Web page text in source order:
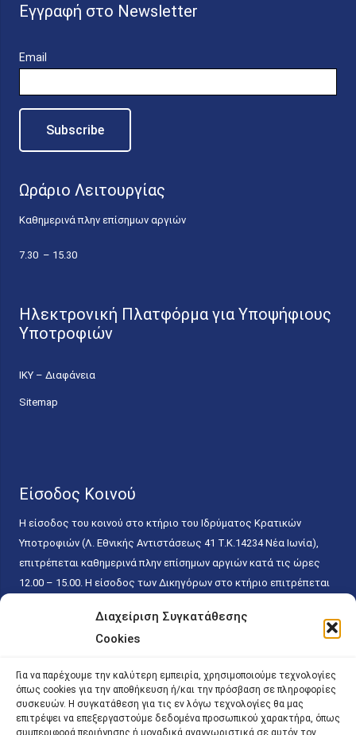
Διαχείριση Συγκατάθεσης
Cookies
Για να παρέχουμε την καλύτερη εμπειρία, χρησιμοποιούμε τεχνολογίες
όπως cookies για την αποθήκευση ή/και την πρόσβαση σε πληροφορίες
συσκευών. Η συγκατάθεση για τις εν λόγω τεχνολογίες θα μας
επιτρέψει να επεξεργαστούμε δεδομένα προσωπικού χαρακτήρα, όπως
συμπεριφορά περιήγησης ή μοναδικά αναγνωριστικά σε αυτόν τον
Εγγραφή στο Newsletter
Email
Ωράριο Λειτουργίας
Καθημερινά πλην επίσημων αργιών
7.30 – 15.30
Ηλεκτρονική Πλατφόρμα για Υποψήφιους
Υποτροφιών
ΙΚΥ – Διαφάνεια
Sitemap
Είσοδος Κοινού
Η είσοδος του κοινού στο κτήριο του Ιδρύματος Κρατικών
Υποτροφιών (Λ. Εθνικής Αντιστάσεως 41 T.K.14234 Νέα Ιωνία),
επιτρέπεται καθημερινά πλην επίσημων αργιών κατά τις ώρες
12.00 – 15.00. Η είσοδος των Δικηγόρων στο κτήριο επιτρέπεται
κάθε εργάσιμη ημέρα και ώρα χωρίς κανέναν χρονικό ή άλλο
περιορισμό. Η είσοδος του κοινού ειδικά στο γραφείο του
15.00. Η εξυπηρέτηση του κοινού πραγματοποιείται βάσει των
παγίων ισχυουσών διατάξεων. Για την αποφυγή συνωστισμού
εντός του εσωτερικού χώρου εξυπηρέτησης και αναμονής του